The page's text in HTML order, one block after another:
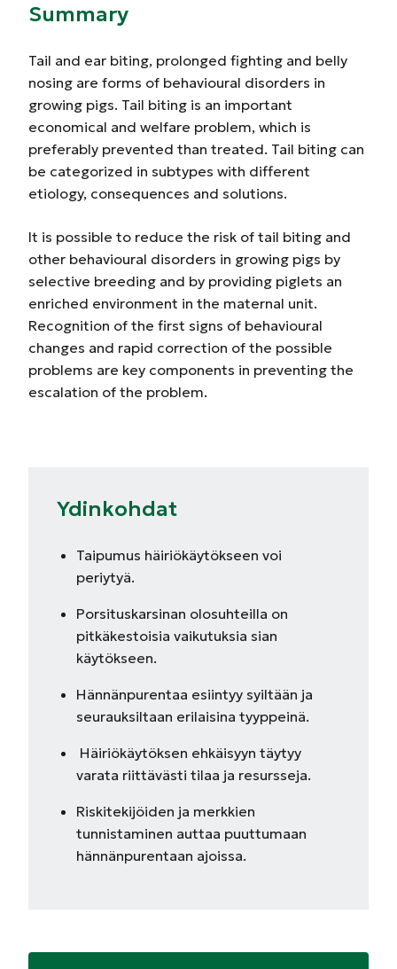
Summary
Tail and ear biting, prolonged fighting and belly
nosing are forms of behavioural disorders in
growing pigs. Tail biting is an important
economical and welfare problem, which is
preferably prevented than treated. Tail biting can
be categorized in subtypes with different
etiology, consequences and solutions.
It is possible to reduce the risk of tail biting and
other behavioural disorders in growing pigs by
selective breeding and by providing piglets an
enriched environment in the maternal unit.
Recognition of the first signs of behavioural
changes and rapid correction of the possible
problems are key components in preventing the
escalation of the problem.
Ydinkohdat
Taipumus häiriökäytökseen voi
periytyä.
Porsituskarsinan olosuhteilla on
pitkäkestoisia vaikutuksia sian
käytökseen.
Hännänpurentaa esiintyy syiltään ja
seurauksiltaan erilaisina tyyppeinä.
Häiriökäytöksen ehkäisyyn täytyy
varata riittävästi tilaa ja resursseja.
Riskitekijöiden ja merkkien
tunnistaminen auttaa puuttumaan
hännänpurentaan ajoissa.